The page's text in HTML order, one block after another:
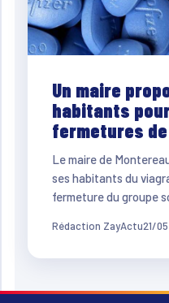
Un maire
habitants
fermetures
Le maire de
ses habitants du
fermeture du groupe
Rédaction ZayActu21/05